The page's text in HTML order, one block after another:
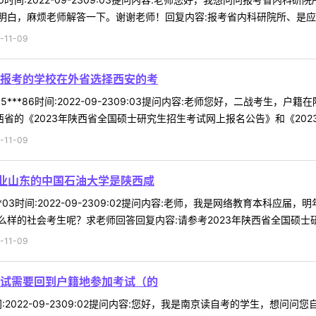
白，麻烦老师解答一下。谢谢老师！回复内容:报考省内科研院所、是
11-09
考的学校在外省选择西安的考
时间:2022-09-2309:03提问内容:老师您好，二战考生，户籍在
的《2023年陕西省全国硕士研究生招生考试网上报名公告》和《
11-09
山东的中国石油大学是陕西咸
时间:2022-09-2309:02提问内容:老师，我是网络教育本科应届，明
样的社会考生呢？求老师回答回复内容:请参考2023年陕西省全国硕士
11-09
需要回到户籍地参加考试（的
09-2309:02提问内容:您好，我是南京读自考的学生，想问问您